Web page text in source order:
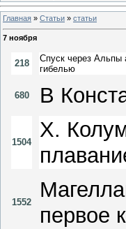
Главная » Статьи » статьи
7 ноября
218
Спуск через Альпы
гибелью
680 В
1504
Х.
1552
первое